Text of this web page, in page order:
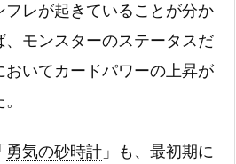
フレが起きていることが分か
、モンスターのステータスだ
おいてカードパワーの上昇が
勇気の砂時計 」も、最初期に